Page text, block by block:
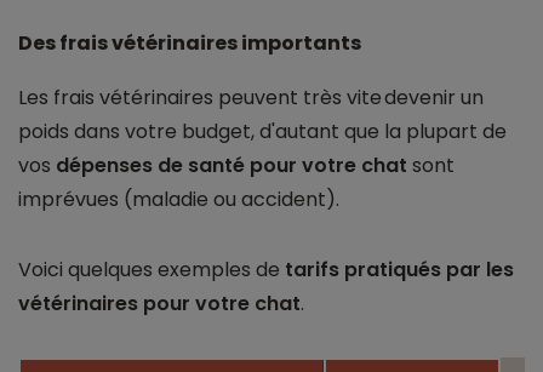
Des frais vétérinaires importants
Les frais vétérinaires peuvent très vite devenir un
poids dans votre budget, d'autant que la plupart de
vos dépenses de santé pour votre chat sont
imprévues (maladie ou accident).
Voici quelques exemples de tarifs pratiqués par les
vétérinaires pour votre chat.